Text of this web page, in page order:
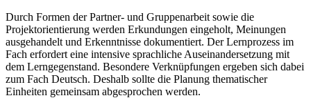
Durch Formen der Partner- und Gruppenarbeit sowie die
Projektorientierung werden Erkundungen eingeholt, Meinungen
ausgehandelt und Erkenntnisse dokumentiert. Der Lernprozess im
Fach erfordert eine intensive sprachliche Auseinandersetzung mit
dem Lerngegenstand. Besondere Verknüpfungen ergeben sich dabei
zum Fach Deutsch. Deshalb sollte die Planung thematischer
Einheiten gemeinsam abgesprochen werden.